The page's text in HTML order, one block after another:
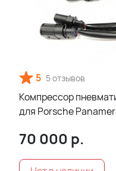
5 5 отзывов
Компрессор
для Porsche
70 000 р.